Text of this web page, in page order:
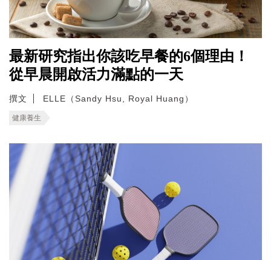
最新研究指出你該吃早餐的6個理由！
從早晨開啟活力滿點的一天
撰文 ELLE（Sandy Hsu, Royal Huang）
健康養生